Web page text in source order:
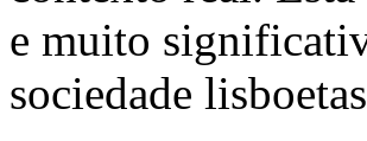
e muito
sociedade